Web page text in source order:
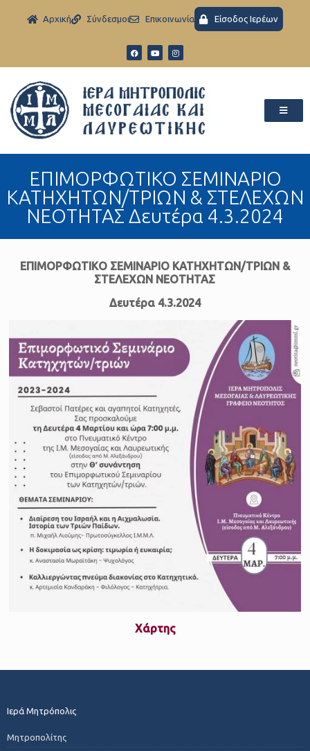
Aρχική Σύνδεσμοι Eπικοινωνία Είσοδος Ιερέων
ΕΠΙΜΟΡΦΩΤΙΚΟ ΣΕΜΙΝΑΡΙΟ
ΚΑΤΗΧΗΤΩΝ/ΤΡΙΩΝ & ΣΤΕΛΕΧΩΝ
ΝΕΟΤΗΤΑΣ Δευτέρα 4.3.2024
ΕΠΙΜΟΡΦΩΤΙΚΟ ΣΕΜΙΝΑΡΙΟ ΚΑΤΗΧΗΤΩΝ/ΤΡΙΩΝ &
ΣΤΕΛΕΧΩΝ ΝΕΟΤΗΤΑΣ
Δευτέρα 4.3.2024
Xάρτης
Ιερά Μητρόπολις
Μητροπολίτης